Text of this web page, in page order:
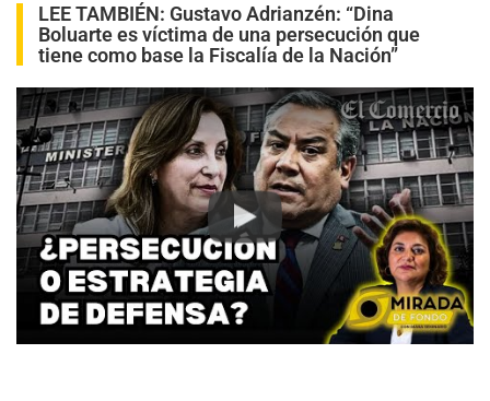
LEE TAMBIÉN: Gustavo Adrianzén: “Dina
Boluarte es víctima de una persecución que
tiene como base la Fiscalía de la Nación”
Play